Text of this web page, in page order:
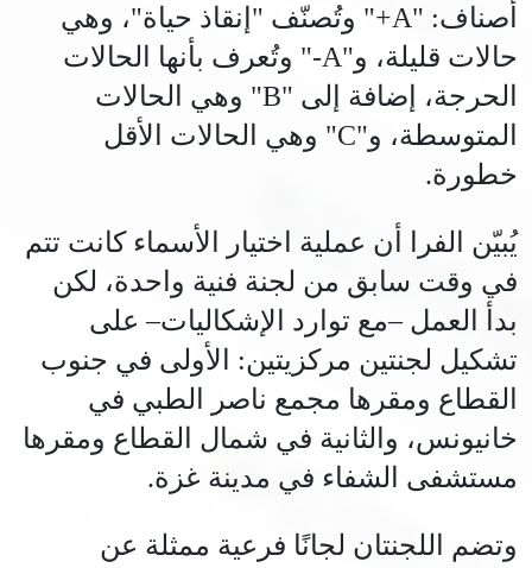
أصناف: "A+" وتُصنّف "إنقاذ حياة"، وهي
حالات قليلة، و"A-" وتُعرف بأنها الحالات
الحرجة، إضافة إلى "B" وهي الحالات
المتوسطة، و"C" وهي الحالات الأقل
خطورة.
يُبيّن الفرا أن عملية اختيار الأسماء كانت تتم
في وقت سابق من لجنة فنية واحدة، لكن
بدأ العمل –مع توارد الإشكاليات– على
تشكيل لجنتين مركزيتين: الأولى في جنوب
القطاع ومقرها مجمع ناصر الطبي في
خانيونس، والثانية في شمال القطاع ومقرها
مستشفى الشفاء في مدينة غزة.
وتضم اللجنتان لجانًا فرعية ممثلة عن